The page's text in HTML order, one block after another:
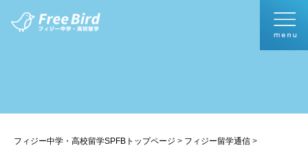
フィジー中学・高校留学SPFBトップページ > フィジー留学通信 >